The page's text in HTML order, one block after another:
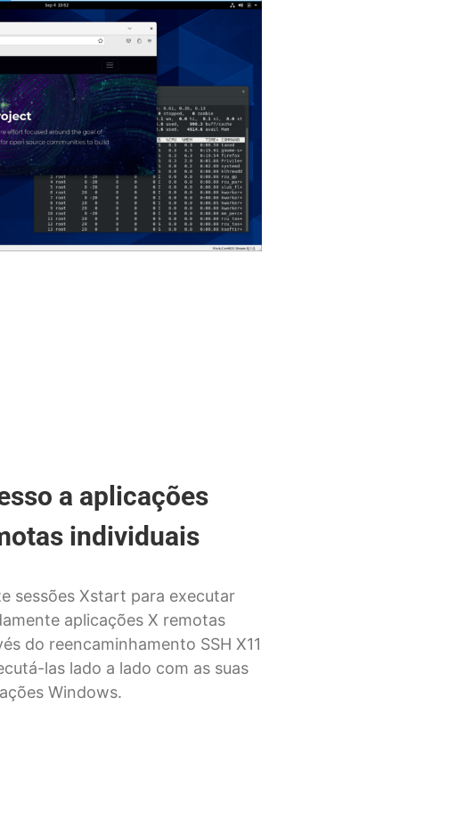
a aplicações
individuais
sessões Xstart para executar
aplicações X remotas
do reencaminhamento SSH X11
las lado a lado com as suas
Windows.